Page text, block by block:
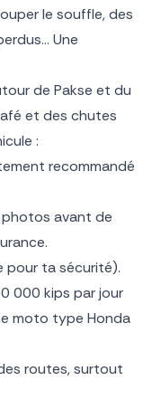
le souffle, des
Une
de Pakse et du
et des chutes
:
recommandé
photos avant de
pour ta sécurité).
000 kips par jour
moto type Honda
routes, surtout